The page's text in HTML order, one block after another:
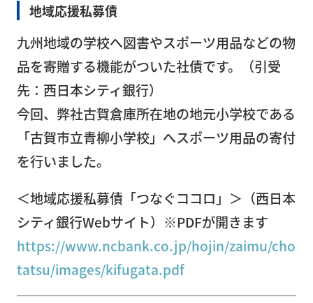
ピア
ノ・
楽器
輸
送・
調律
企
業
情
報
地域応援私募債
九州地域の学校へ図書やスポーツ用品などの物
品を寄贈する機能がついた社債です。（引受
先：西日本シティ銀行）
今回、弊社古賀倉庫所在地の地元小学校である
「古賀市立青柳小学校」へスポーツ用品の寄付
を行いました。
＜地域応援私募債「つなぐココロ」＞（西日本
シティ銀行Webサイト）※PDFが開きます
https://www.ncbank.co.jp/hojin/zaimu/cho
tatsu/images/kifugata.pdf